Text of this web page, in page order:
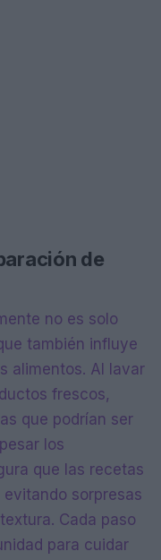
de
no es solo
también influye
alimentos. Al lavar
frescos,
que podrían ser
los
que las recetas
sorpresas
Cada paso
para cuidar